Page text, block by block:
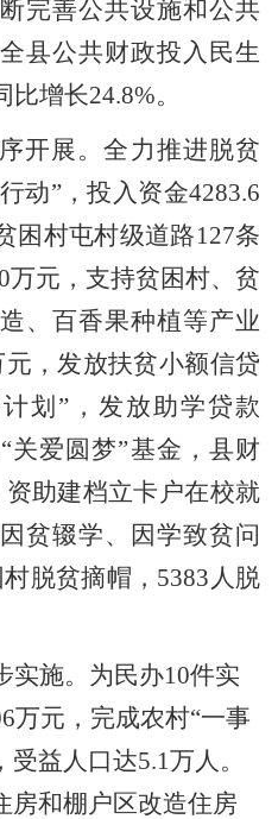
完善公共设施和公共
县公共财政投入民生
比增长24.8%。
开展。全力推进脱贫
动”，投入资金4283.6
困村屯村级道路127条
万元，支持贫困村、贫
、百香果种植等产业
元，发放扶贫小额信贷
划 ”，发放助学贷款
“关爱圆梦”基金，县财
助建档立卡户在校就
贫辍学、因学致贫问
脱贫摘帽， 5383 人脱
施。 为民办10件实
万元，完成农村“一事
受益人口达5.1万人。
房和棚户区改造住房